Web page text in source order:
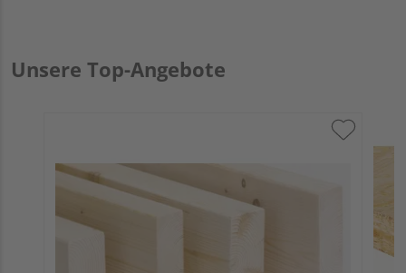
Unsere Top-Angebote